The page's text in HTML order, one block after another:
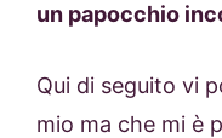
un papocchio
Qui di seguito vi
mio ma che mi è